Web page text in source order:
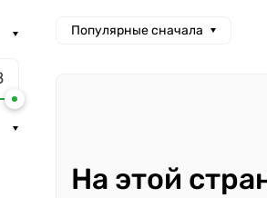
Популярные сначала
На этой